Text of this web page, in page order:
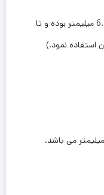
دریل 6.5 میلیمتر (سایز سه نظام تا 6.5 میلیمتر بوده و تا